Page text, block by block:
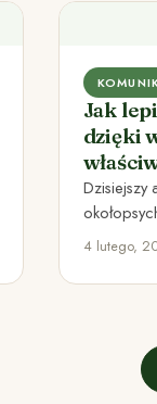
Jak
dzięki
Dzisiejszy
tego, jak i
4 lutego,